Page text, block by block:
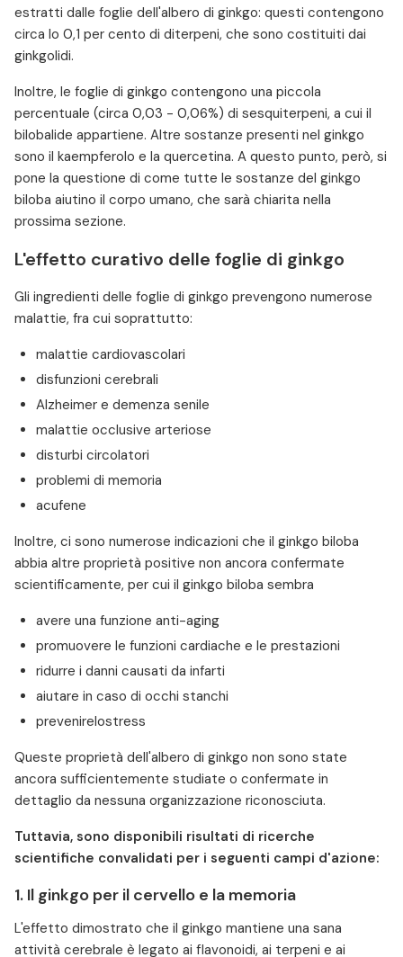
estratti dalle foglie dell'albero di ginkgo: questi contengono
circa lo 0,1 per cento di diterpeni, che sono costituiti dai
ginkgolidi.
Inoltre, le foglie di ginkgo contengono una piccola
percentuale (circa 0,03 - 0,06%) di sesquiterpeni, a cui il
bilobalide appartiene. Altre sostanze presenti nel ginkgo
sono il kaempferolo e la quercetina. A questo punto, però, si
pone la questione di come tutte le sostanze del ginkgo
biloba aiutino il corpo umano, che sarà chiarita nella
prossima sezione.
L'effetto curativo delle foglie di ginkgo
Gli ingredienti delle foglie di ginkgo prevengono numerose
malattie, fra cui soprattutto:
malattie cardiovascolari
disfunzioni cerebrali
Alzheimer e demenza senile
malattie occlusive arteriose
disturbi circolatori
problemi di memoria
acufene
Inoltre, ci sono numerose indicazioni che il ginkgo biloba
abbia altre proprietà positive non ancora confermate
scientificamente, per cui il ginkgo biloba sembra
avere una funzione anti-aging
promuovere le funzioni cardiache e le prestazioni
ridurre i danni causati da infarti
aiutare in caso di occhi stanchi
prevenirelostress
Queste proprietà dell'albero di ginkgo non sono state
ancora sufficientemente studiate o confermate in
dettaglio da nessuna organizzazione riconosciuta.
Tuttavia, sono disponibili risultati di ricerche
scientifiche convalidati per i seguenti campi d'azione:
1. Il ginkgo per il cervello e la memoria
L'effetto dimostrato che il ginkgo mantiene una sana
attività cerebrale è legato ai flavonoidi, ai terpeni e ai